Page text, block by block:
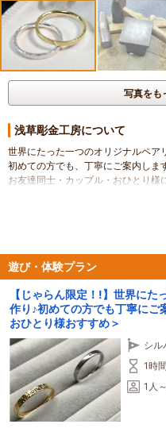
写真をも
浅草彫金工房について
世界にたった一つのオリジナルペア
初めての方でも、丁寧にご案内しま
お友達同士・カップル・おひとり様
すぐに持ち帰りいただけます。どう
初めての方でもご安心ください。現
すので、簡単に作れます。
イニシャルや大切な記念日等の刻印
な素材を使って制作できます。
遊び・体験プラン
【じゃらん限定！!】世界に
作り♪初めての方でも丁寧にご
おひとり様おすすめ＞
シル
1時間
1人